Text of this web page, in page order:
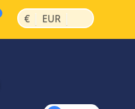
€ | EUR |